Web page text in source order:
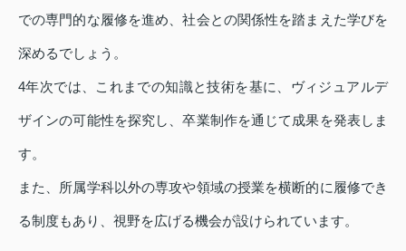
での専門的な履修を進め、社会との関係性を踏まえた学びを
深めるでしょう。
4年次では、これまでの知識と技術を基に、ヴィジュアルデ
ザインの可能性を探究し、卒業制作を通じて成果を発表しま
す。
また、所属学科以外の専攻や領域の授業を横断的に履修でき
る制度もあり、視野を広げる機会が設けられています。